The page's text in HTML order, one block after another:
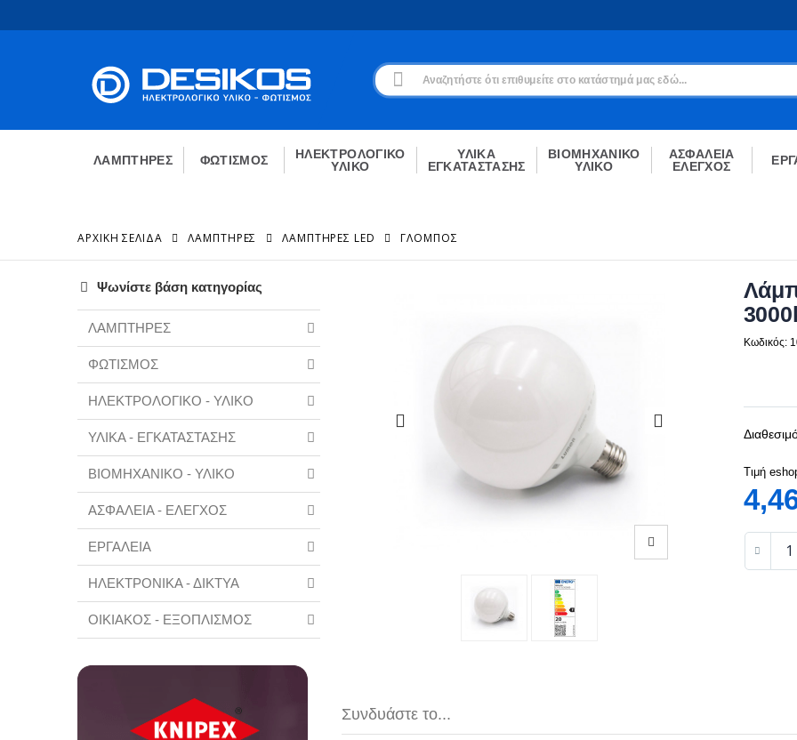
Εγγραφή
Δεν είσαι μέλος;
ΕΓΓΡΑΦΉ
ΛΑΜΠΤΗΡΕΣ ΦΩΤΙΣΜΟΣ
ΗΛΕΚΤΡΟΛΟΓΙΚΟ
ΥΛΙΚΟ
ΥΛΙΚΑ
ΕΓΚΑΤΑΣΤΑΣΗΣ
ΒΙΟΜΗΧΑΝΙΚΟ
ΥΛΙΚΟ
ΑΣΦΑΛΕΙΑ
ΕΛΕΓΧΟΣ
ΑΡΧΙΚΉ ΣΕΛΊΔΑ ΛΑΜΠΤΗΡΕΣ ΛΑΜΠΤΉΡΕΣ LED ΓΛΌΜΠΟΣ
Ψωνίστε βάση κατηγορίας
ΛΑΜΠΤΗΡΕΣ
ΦΩΤΙΣΜΟΣ
ΗΛΕΚΤΡΟΛΟΓΙΚΟ - ΥΛΙΚΟ
ΥΛΙΚΑ - ΕΓΚΑΤΑΣΤΑΣΗΣ
ΒΙΟΜΗΧΑΝΙΚΟ - ΥΛΙΚΟ
ΑΣΦΑΛΕΙΑ - ΕΛΕΓΧΟΣ
ΕΡΓΑΛΕΙΑ
ΗΛΕΚΤΡΟΝΙΚΑ - ΔΙΚΤΥΑ
ΟΙΚΙΑΚΟΣ - ΕΞΟΠΛΙΣΜΟΣ
Κωδικός:
Τιμή
Συνδυάστε το...